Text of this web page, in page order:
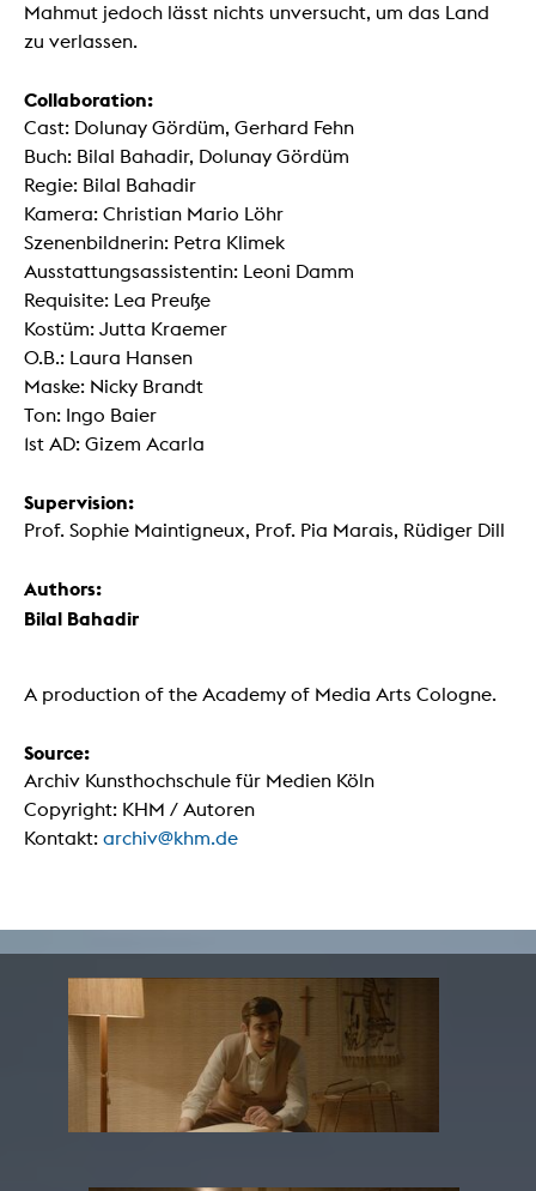
Mahmut jedoch lässt nichts unversucht, um das Land
zu verlassen.
Collaboration:
Cast: Dolunay Gördüm, Gerhard Fehn
Buch: Bilal Bahadir, Dolunay Gördüm
Regie: Bilal Bahadir
Kamera: Christian Mario Löhr
Szenenbildnerin: Petra Klimek
Ausstattungsassistentin: Leoni Damm
Requisite: Lea Preuße
Kostüm: Jutta Kraemer
O.B.: Laura Hansen
Maske: Nicky Brandt
Ton: Ingo Baier
1st AD: Gizem Acarla
Supervision:
Prof. Sophie Maintigneux, Prof. Pia Marais, Rüdiger Dill
Authors:
Bilal Bahadir
A production of the Academy of Media Arts Cologne.
Source:
Archiv Kunsthochschule für Medien Köln
Copyright: KHM / Autoren
Kontakt: archiv@khm.de